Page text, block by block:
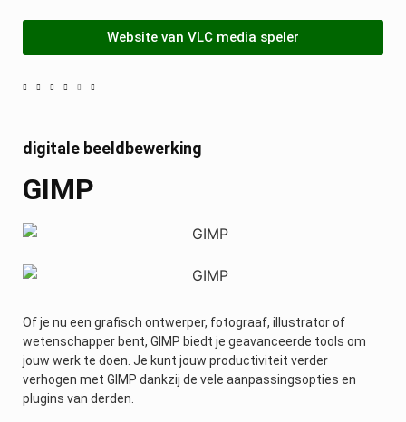
Website van VLC media speler
digitale beeldbewerking
GIMP
Of je nu een grafisch ontwerper, fotograaf, illustrator of
wetenschapper bent, GIMP biedt je geavanceerde tools om
jouw werk te doen. Je kunt jouw productiviteit verder
verhogen met GIMP dankzij de vele aanpassingsopties en
plugins van derden.